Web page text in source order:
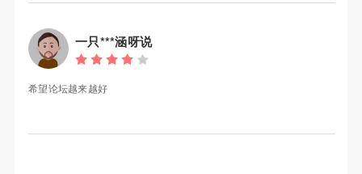
一只***涵呀说
希望论坛越来越好